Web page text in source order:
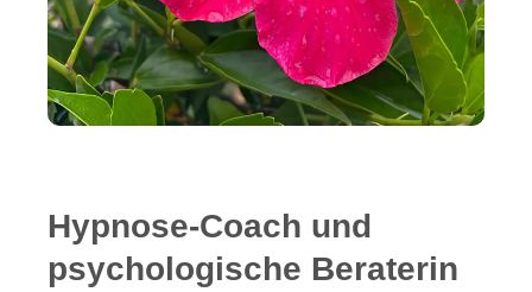
Hypnose-Coach und
psychologische Beraterin